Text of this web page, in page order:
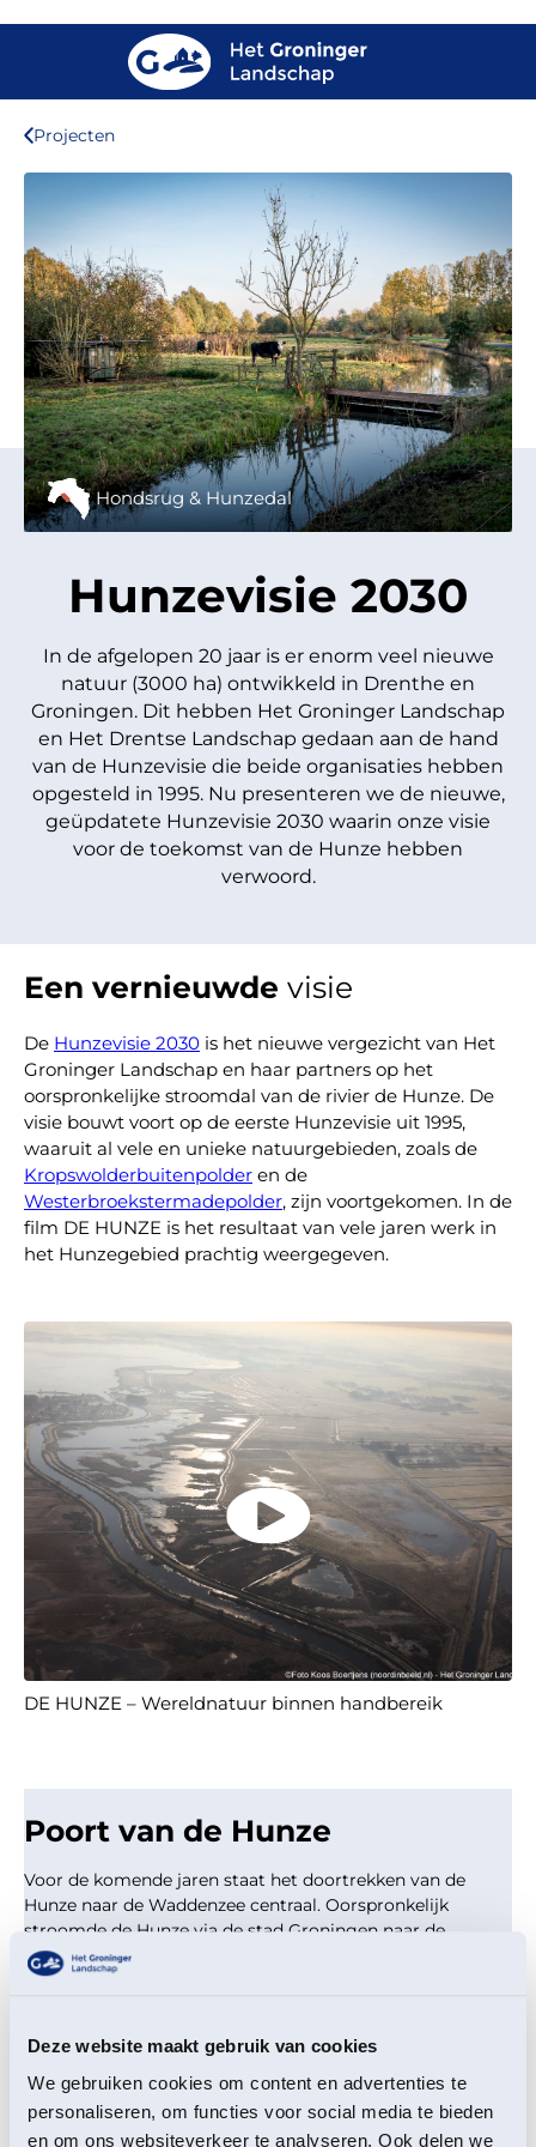
Deze website maakt gebruik van cookies
We gebruiken cookies om content en advertenties te
personaliseren, om functies voor social media te bieden
en om ons websiteverkeer te analyseren. Ook delen we
Projecten
Hondsrug & Hunzedal
Hunzevisie 2030
In de afgelopen 20 jaar is er enorm veel nieuwe
natuur (3000 ha) ontwikkeld in Drenthe en
Groningen. Dit hebben Het Groninger Landschap
en Het Drentse Landschap gedaan aan de hand
van de Hunzevisie die beide organisaties hebben
opgesteld in 1995. Nu presenteren we de nieuwe,
geüpdatete Hunzevisie 2030 waarin onze visie
voor de toekomst van de Hunze hebben
verwoord.
Een vernieuwde visie
De Hunzevisie 2030 is het nieuwe vergezicht van Het
Groninger Landschap en haar partners op het
oorspronkelijke stroomdal van de rivier de Hunze. De
visie bouwt voort op de eerste Hunzevisie uit 1995,
waaruit al vele en unieke natuurgebieden, zoals de
Kropswolderbuitenpolder en de
Westerbroekstermadepolder, zijn voortgekomen. In de
film DE HUNZE is het resultaat van vele jaren werk in
het Hunzegebied prachtig weergegeven.
DE HUNZE – Wereldnatuur binnen handbereik
Poort van de Hunze
Voor de komende jaren staat het doortrekken van de
Hunze naar de Waddenzee centraal. Oorspronkelijk
stroomde de Hunze via de stad Groningen naar de
Waddenzee, maar het Hunzewater wordt tegenwoordig
via het Eemskanaal naar de Eems afgevoerd. Het
Groningen weer een stad aan de Hunze wordt.